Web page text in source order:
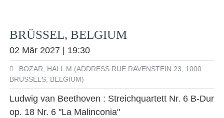
BRÜSSEL, BELGIUM
02 Mär 2027 | 19:30
BOZAR, HALL M (ADDRESS RUE RAVENSTEIN 23, 1000
BRUSSELS, BELGIUM)
Ludwig van Beethoven : Streichquartett Nr. 6 B-Dur
op. 18 Nr. 6 "La Malinconia"